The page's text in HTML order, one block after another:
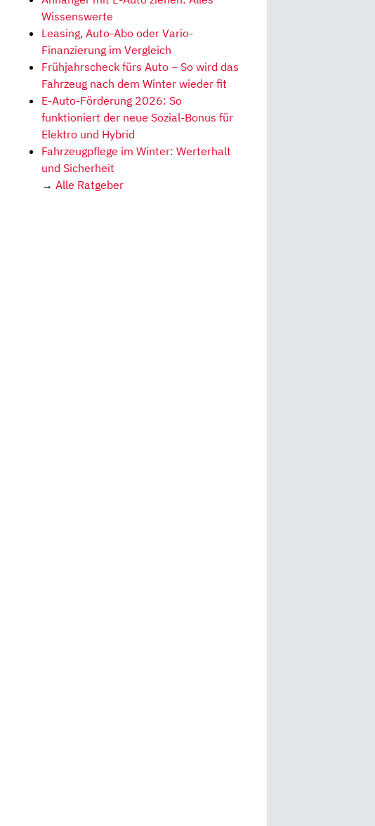
Wissenswerte
Leasing, Auto-Abo oder Vario-
Finanzierung im Vergleich
Frühjahrscheck fürs Auto – So wird das
Fahrzeug nach dem Winter wieder fit
E-Auto-Förderung 2026: So
funktioniert der neue Sozial-Bonus für
Elektro und Hybrid
Fahrzeugpflege im Winter: Werterhalt
und Sicherheit
→ Alle Ratgeber